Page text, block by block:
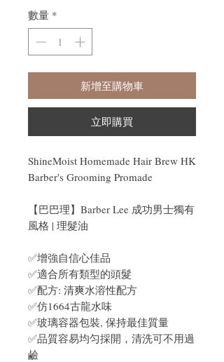
數量 *
新增至購物車
立即購買
ShineMoist Homemade Hair Brew HK
Barber's Grooming Promade
【巴巴理】Barber Lee 成功男士獨有
風格 | 理髮油
✅增強自信心佳品
✅適合所有類型的頭髮
✅配方: 清爽水溶性配方
✅仿1664古龍水味
✅玻璃容器包裝, 保持最佳質量
✅品質容易均匀採開，清洗可不用過
鹼